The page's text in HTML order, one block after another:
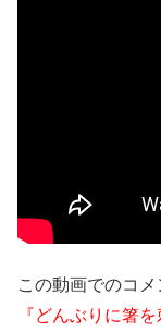
この動画でのコメ
『どんぶりに箸